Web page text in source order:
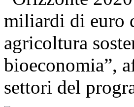
miliardi di euro
agricoltura
bioeconomia”,
settori del